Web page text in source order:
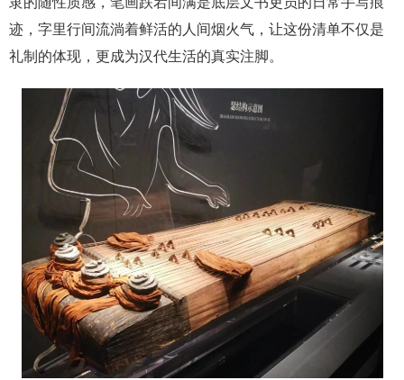
迹，字里行间流淌着鲜活的人间烟火气，让这份清单不仅是
礼制的体现，更成为汉代生活的真实注脚。